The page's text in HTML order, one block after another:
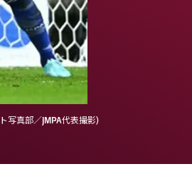
写真部／JMPA代表撮影)